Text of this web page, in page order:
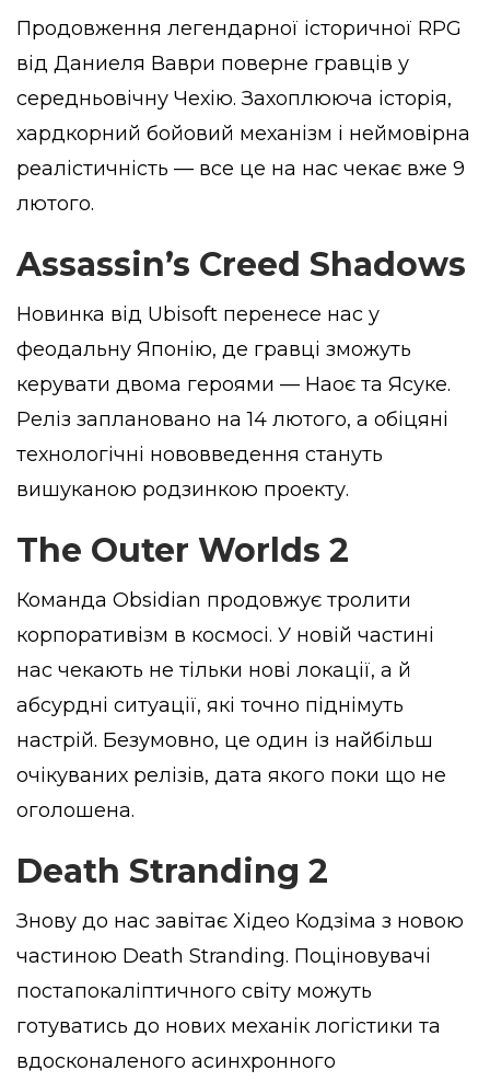
Продовження легендарної історичної RPG
від Даниеля Ваври поверне гравців у
середньовічну Чехію. Захоплююча історія,
хардкорний бойовий механізм і неймовірна
реалістичність — все це на нас чекає вже 9
лютого.
Assassin’s Creed Shadows
Новинка від Ubisoft перенесе нас у
феодальну Японію, де гравці зможуть
керувати двома героями — Наоє та Ясуке.
Реліз заплановано на 14 лютого, а обіцяні
технологічні нововведення стануть
вишуканою родзинкою проекту.
The Outer Worlds 2
Команда Obsidian продовжує тролити
корпоративізм в космосі. У новій частині
нас чекають не тільки нові локації, а й
абсурдні ситуації, які точно піднімуть
настрій. Безумовно, це один із найбільш
очікуваних релізів, дата якого поки що не
оголошена.
Death Stranding 2
Знову до нас завітає Хідео Кодзіма з новою
частиною Death Stranding. Поціновувачі
постапокаліптичного світу можуть
готуватись до нових механік логістики та
вдосконаленого асинхронного